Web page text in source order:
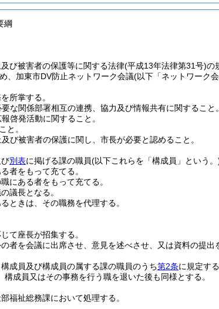
綱
び被害者の保護等に関する法律(平成13年法律第31号)の
、加東市DV防止ネットワーク会議(以下「ネットワーク
所掌する。
な関係部署相互の連携、協力及び情報共有に関すること。
啓発活動に関すること。
と。
び被害者の保護に関し、市長が必要と認めること。
別表に掲げる課の職員(以下これらを「構成員」という。
者をもって充てる。
にある者をもって充てる。
議長となる。
ときは、その職務を代理する。
て座長が招集する。
者を会議に出席させ、意見を述べさせ、又は資料の提出
成員及び構成員の属する課の職員のうち第2条に規定す
構成員又はその事務を行う職を退いた後も同様とする。
福祉総務課において処理する。